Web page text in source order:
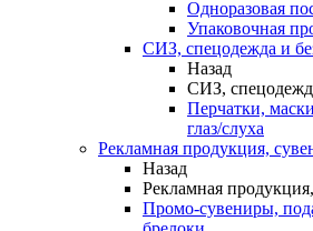
Одноразовая
Упаковочная
СИЗ, спецодежда и
Назад
СИЗ,
Перчатки,
глаз/слуха
Рекламная продукция,
Назад
Рекламная
Промо-сувениры,